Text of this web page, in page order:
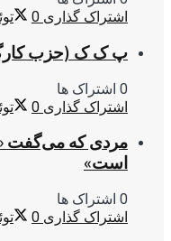
اشتراک گذاری 0
پ ک ک (حزب
0 اشتراک ها
اشتراک گذاری 0
مردی که می‌گفت
است»
0 اشتراک ها
اشتراک گذاری 0